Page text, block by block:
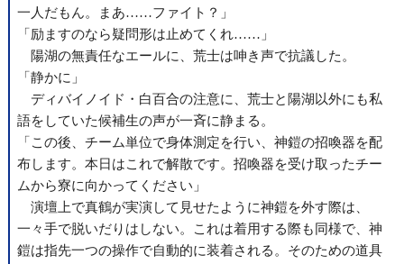
一人だもん。まあ……ファイト？」
「励ますのなら疑問形は止めてくれ……」
陽湖の無責任なエールに、荒士は呻き声で抗議した。
「静かに」
ディバイノイド・白百合の注意に、荒士と陽湖以外にも私
語をしていた候補生の声が一斉に静まる。
「この後、チーム単位で身体測定を行い、神鎧の招喚器を配
布します。本日はこれで解散です。招喚器を受け取ったチー
ムから寮に向かってください」
演壇上で真鶴が実演して見せたように神鎧を外す際は、
一々手で脱いだりはしない。これは着用する際も同様で、神
鎧は指先一つの操作で自動的に装着される。そのための道具